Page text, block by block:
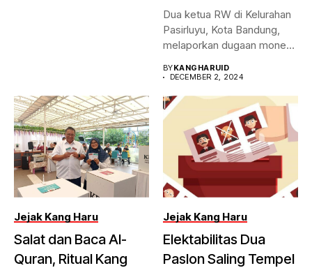
Dua ketua RW di Kelurahan
Pasirluyu, Kota Bandung,
melaporkan dugaan money
BYKANGHARUID
DECEMBER 2, 2024
Jejak Kang Haru
Salat dan Baca Al-
Quran, Ritual Kang
Jejak Kang Haru
Elektabilitas Dua
Paslon Saling Tempel